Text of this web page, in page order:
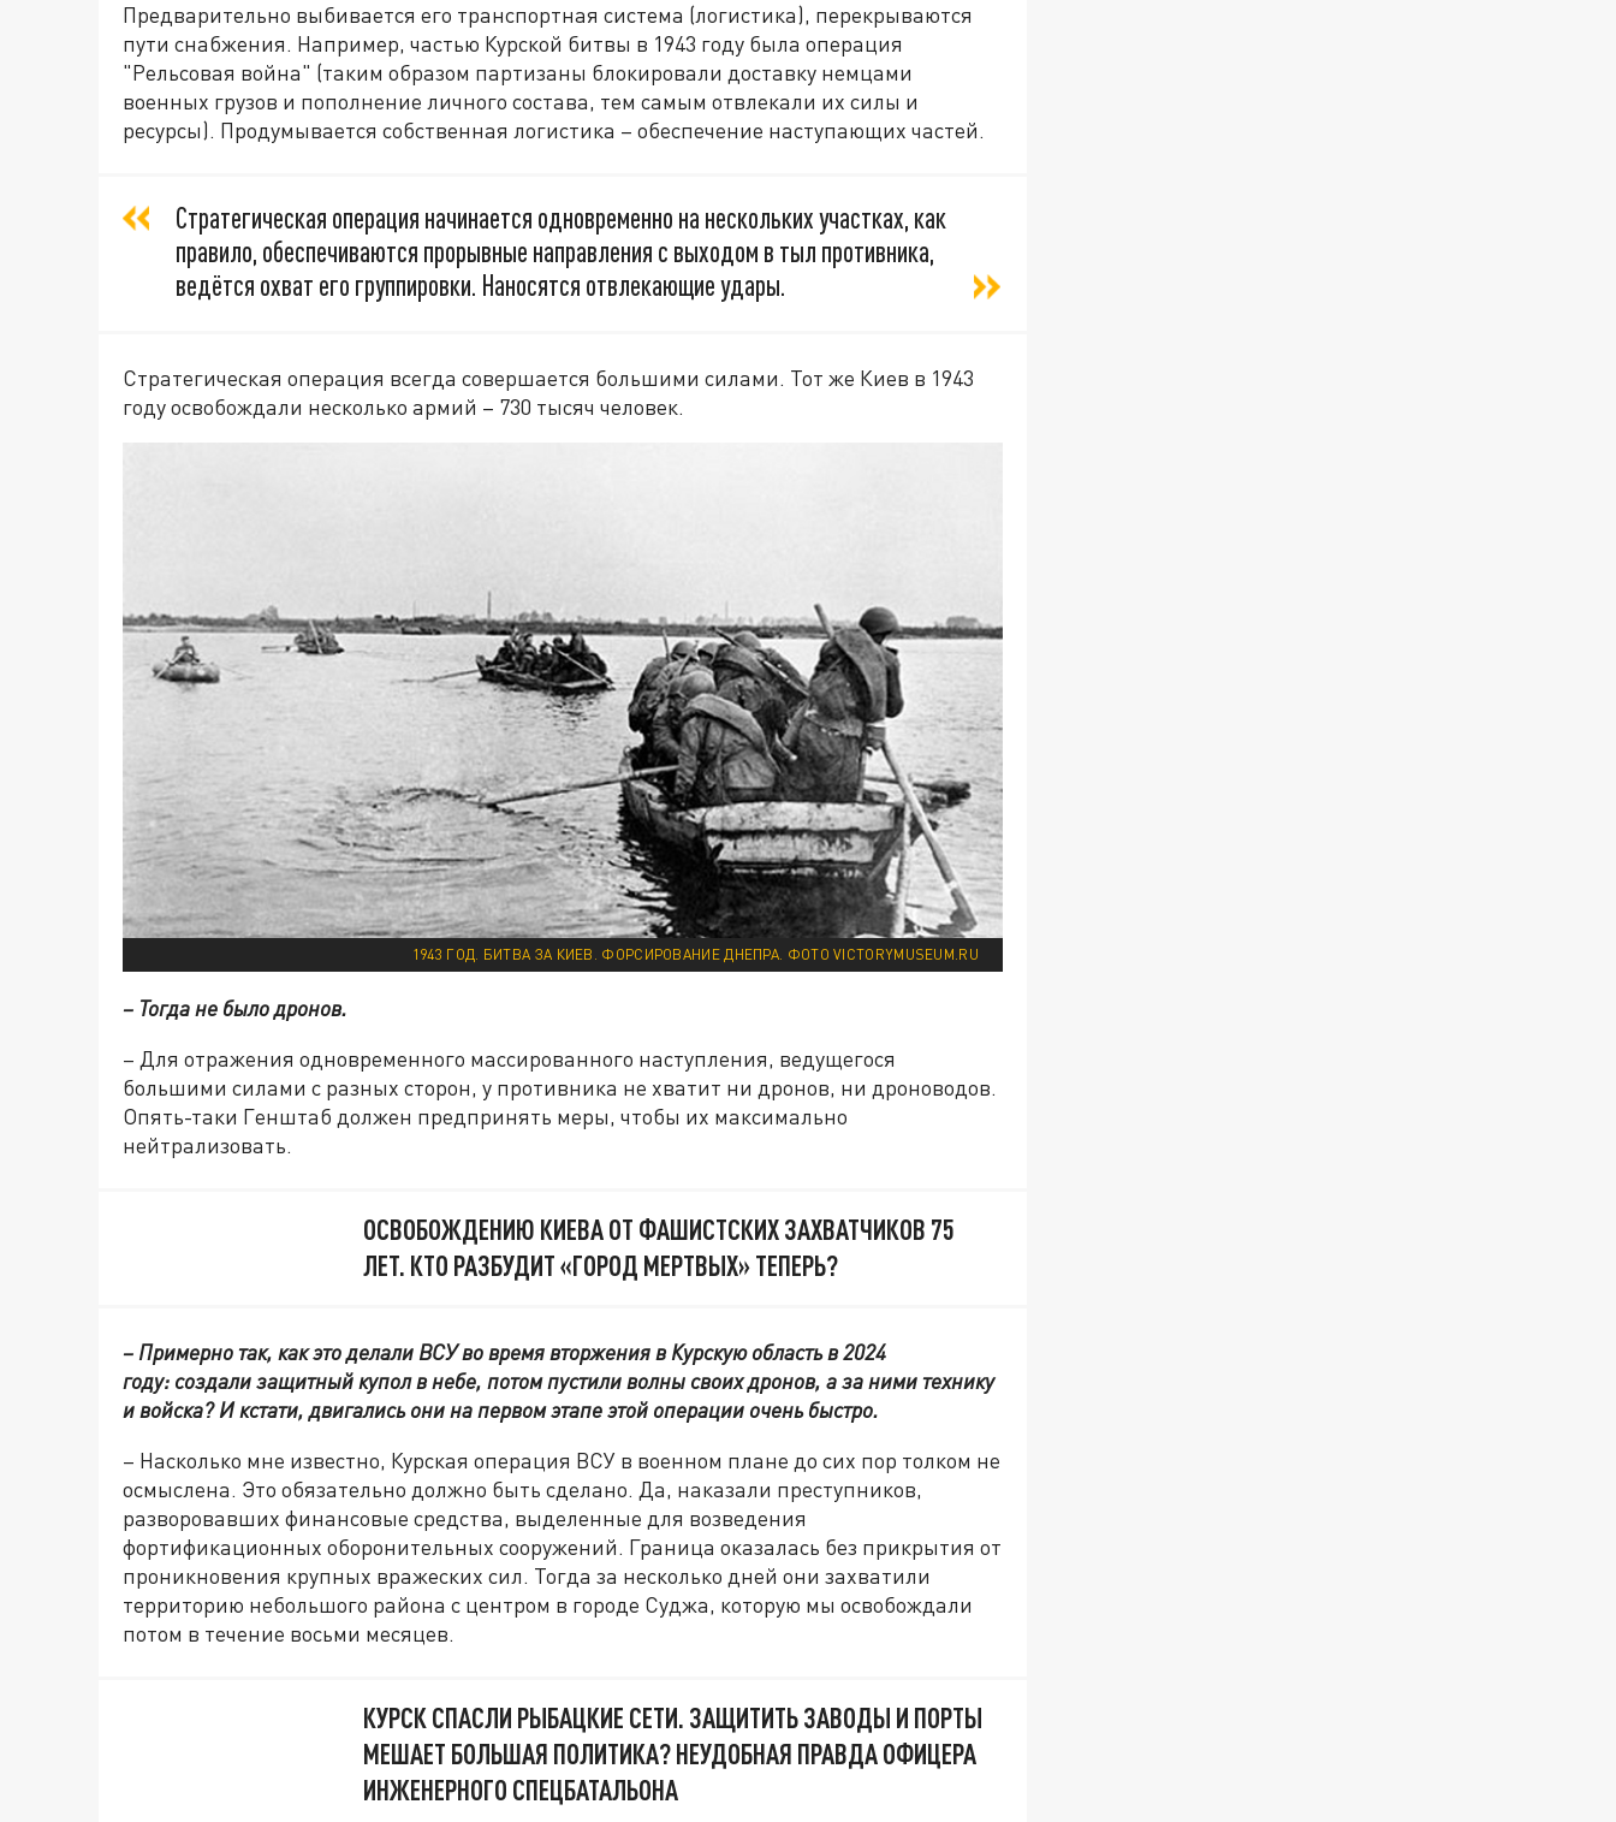
Предварительно выбивается его транспортная система (логистика), перекрываются
пути снабжения. Например, частью Курской битвы в 1943 году была операция
"Рельсовая война" (таким образом партизаны блокировали доставку немцами
военных грузов и пополнение личного состава, тем самым отвлекали их силы и
ресурсы). Продумывается собственная логистика – обеспечение наступающих частей.
Стратегическая операция начинается одновременно на нескольких участках, как
правило, обеспечиваются прорывные направления с выходом в тыл противника,
ведётся охват его группировки. Наносятся отвлекающие удары.
Стратегическая операция всегда совершается большими силами. Тот же Киев в 1943
году освобождали несколько армий – 730 тысяч человек.
1943 ГОД. БИТВА ЗА КИЕВ. ФОРСИРОВАНИЕ ДНЕПРА. ФОТО VICTORYMUSEUM.RU
– Тогда не было дронов.
– Для отражения одновременного массированного наступления, ведущегося
большими силами с разных сторон, у противника не хватит ни дронов, ни дроноводов.
Опять-таки Генштаб должен предпринять меры, чтобы их максимально
нейтрализовать.
ОСВОБОЖДЕНИЮ КИЕВА ОТ ФАШИСТСКИХ ЗАХВАТЧИКОВ 75
ЛЕТ. КТО РАЗБУДИТ «ГОРОД МЕРТВЫХ» ТЕПЕРЬ?
– Примерно так, как это делали ВСУ во время вторжения в Курскую область в 2024
году: создали защитный купол в небе, потом пустили волны своих дронов, а за ними технику
и войска? И кстати, двигались они на первом этапе этой операции очень быстро.
– Насколько мне известно, Курская операция ВСУ в военном плане до сих пор толком не
осмыслена. Это обязательно должно быть сделано. Да, наказали преступников,
разворовавших финансовые средства, выделенные для возведения
фортификационных оборонительных сооружений. Граница оказалась без прикрытия от
проникновения крупных вражеских сил. Тогда за несколько дней они захватили
территорию небольшого района с центром в городе Суджа, которую мы освобождали
потом в течение восьми месяцев.
КУРСК СПАСЛИ РЫБАЦКИЕ СЕТИ. ЗАЩИТИТЬ ЗАВОДЫ И ПОРТЫ
МЕШАЕТ БОЛЬШАЯ ПОЛИТИКА? НЕУДОБНАЯ ПРАВДА ОФИЦЕРА
ИНЖЕНЕРНОГО СПЕЦБАТАЛЬОНА